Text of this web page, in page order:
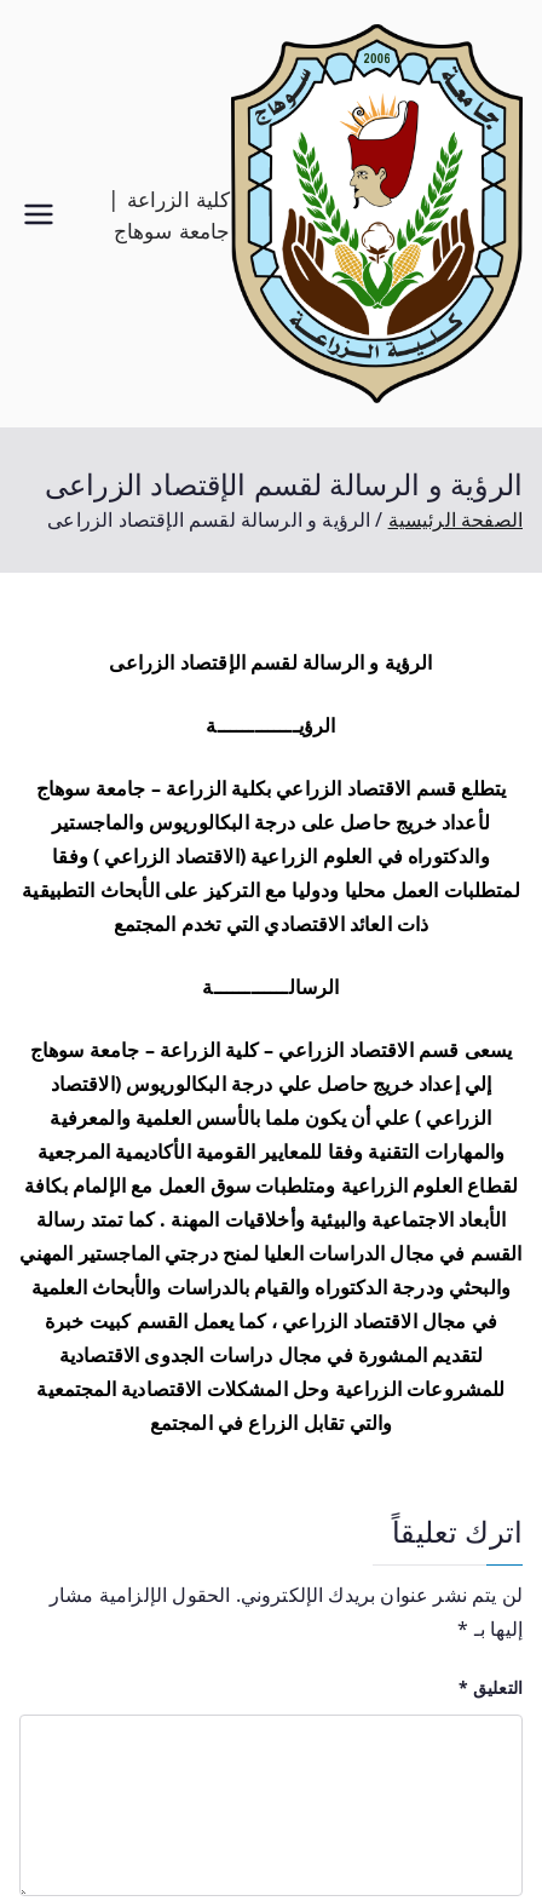
كلية الزراعة |
جامعة سوهاج
الرؤية و الرسالة لقسم الإقتصاد الزراعى
الصفحة الرئيسية الرؤية و الرسالة لقسم الإقتصاد الزراعى
الرؤية و الرسالة لقسم الإقتصاد الزراعى
الرؤيـــــــــــــة
يتطلع قسم الاقتصاد الزراعي بكلية الزراعة – جامعة سوهاج
لأعداد خريج حاصل على درجة البكالوريوس والماجستير
والدكتوراه في العلوم الزراعية (الاقتصاد الزراعي ) وفقا
لمتطلبات العمل محليا ودوليا مع التركيز على الأبحاث التطبيقية
ذات العائد الاقتصادي التي تخدم المجتمع
الرسالــــــــــــة
يسعى قسم الاقتصاد الزراعي – كلية الزراعة – جامعة سوهاج
إلي إعداد خريج حاصل علي درجة البكالوريوس (الاقتصاد
الزراعي ) علي أن يكون ملما بالأسس العلمية والمعرفية
والمهارات التقنية وفقا للمعايير القومية الأكاديمية المرجعية
لقطاع العلوم الزراعية ومتلطبات سوق العمل مع الإلمام بكافة
الأبعاد الاجتماعية والبيئية وأخلاقيات المهنة . كما تمتد رسالة
القسم في مجال الدراسات العليا لمنح درجتي الماجستير المهني
والبحثي ودرجة الدكتوراه والقيام بالدراسات والأبحاث العلمية
في مجال الاقتصاد الزراعي ، كما يعمل القسم كبيت خبرة
لتقديم المشورة في مجال دراسات الجدوى الاقتصادية
للمشروعات الزراعية وحل المشكلات الاقتصادية المجتمعية
والتي تقابل الزراع في المجتمع
اترك تعليقاً
لن يتم نشر عنوان بريدك الإلكتروني. الحقول الإلزامية مشار
إليها بـ *
التعليق *